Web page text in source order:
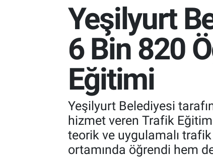
Yeşilyurt
6 Bin 820
Eğitimi
Yeşilyurt Belediyesi
hizmet veren Trafik
teorik ve uygulamalı
ortamında öğrendi hem
Malatya Trafik Yoğunluk Haritası
Süper Lig Puan Durumu ve Fikstür
Tüm Manşetler
Son Dakika Haberleri
Haber Arşivi